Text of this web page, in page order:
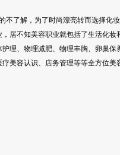
不了解，为了时尚漂亮转而选择化
居不知美容职业就包括了生活化妆
理、物理减肥、物理丰胸、卵巢保
美容认识、店务管理等等全方位美